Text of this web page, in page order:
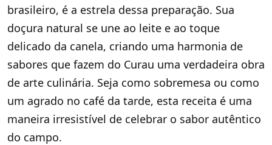
brasileiro, é a estrela dessa preparação. Sua
doçura natural se une ao leite e ao toque
delicado da canela, criando uma harmonia de
sabores que fazem do Curau uma verdadeira obra
de arte culinária. Seja como sobremesa ou como
um agrado no café da tarde, esta receita é uma
maneira irresistível de celebrar o sabor autêntico
do campo.